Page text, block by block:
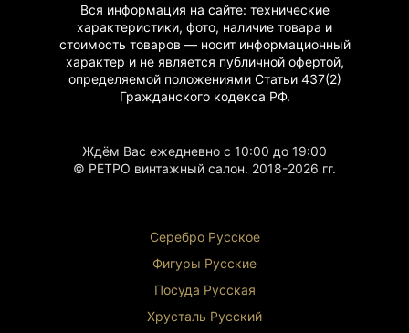
Вся информация на сайте: технические
характеристики, фото, наличие товара и
стоимость товаров — носит информационный
характер и не является публичной офертой,
определяемой положениями Статьи 437(2)
Гражданскогокодекса РФ.
Ждём Вас ежедневно с 10:00 до 19:00
© РЕТРО винтажный салон. 2018-2026 гг.
Серебро Русское
Фигуры Русские
Посуда Русская
Хрусталь Русский